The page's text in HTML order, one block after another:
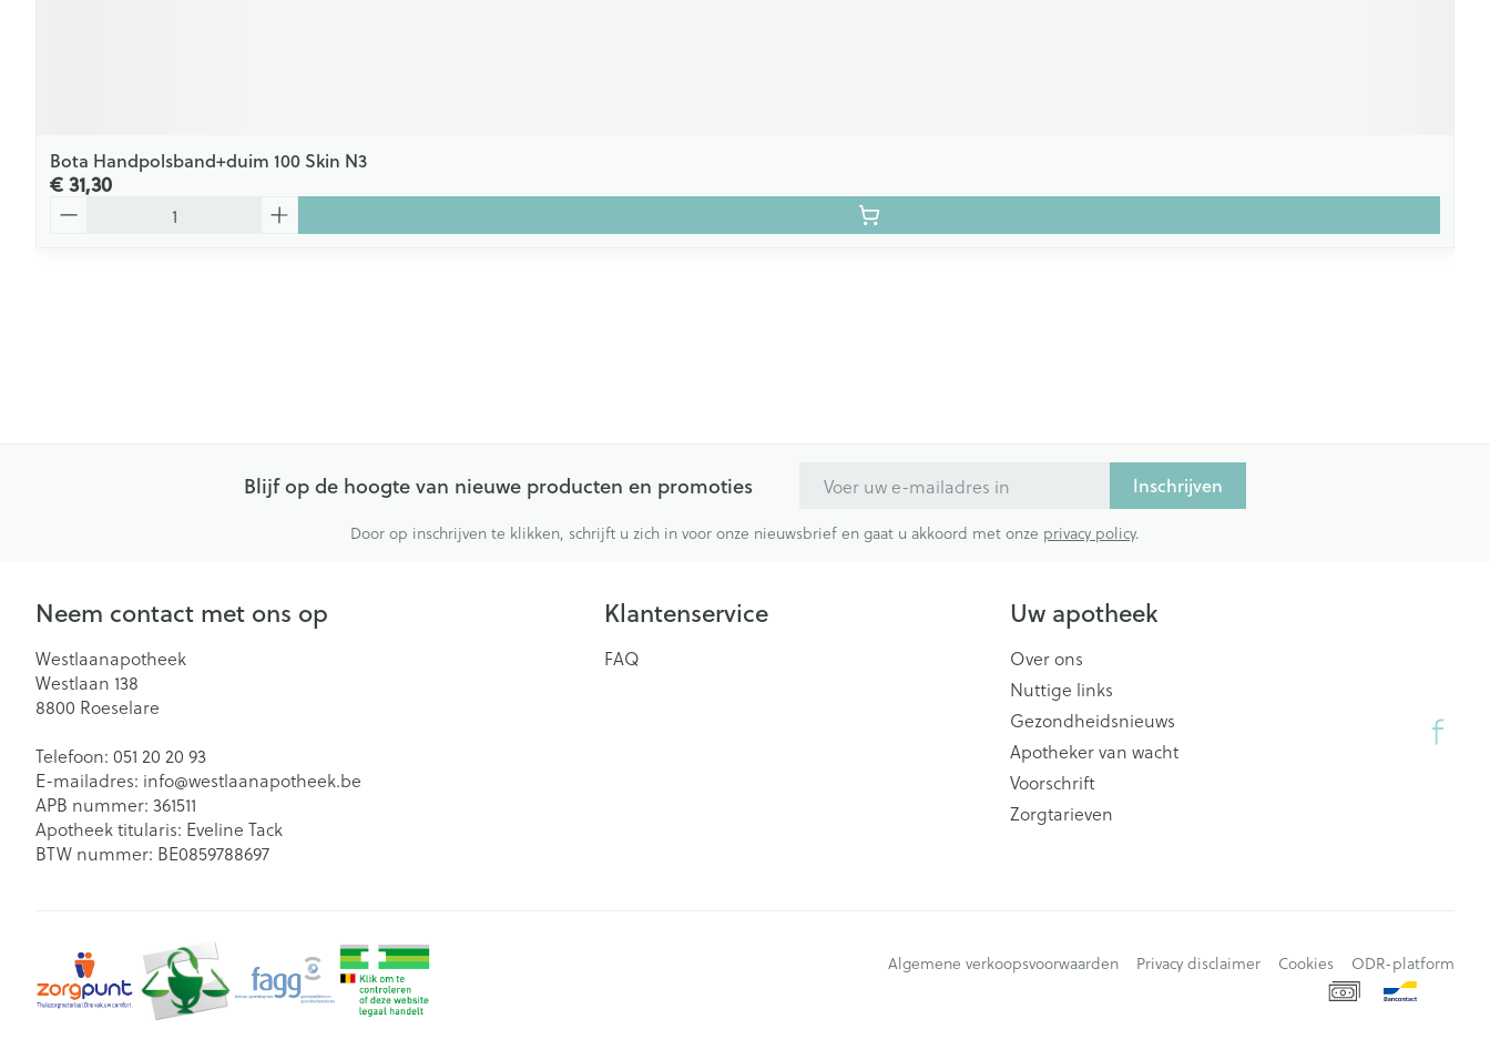
Bota Handpolsband+duim 100 Skin N3
€ 31,30
Blijf op de hoogte van nieuwe producten en promoties Inschrijven
Door op inschrijven te klikken, schrijft u zich in voor onze nieuwsbrief en gaat u akkoord met onze privacy policy.
Neem contact met ons op
Westlaanapotheek
Westlaan 138
8800 Roeselare
Telefoon: 051 20 20 93
E-mailadres: info@westlaanapotheek.be
APB nummer: 361511
Apotheek titularis: Eveline Tack
BTW nummer: BE0859788697
Klantenservice
FAQ
Uw apotheek
Over ons
Nuttige links
Gezondheidsnieuws
Apotheker van wacht
Voorschrift
Zorgtarieven
Algemene verkoopsvoorwaarden Privacy disclaimer Cookies ODR-platform